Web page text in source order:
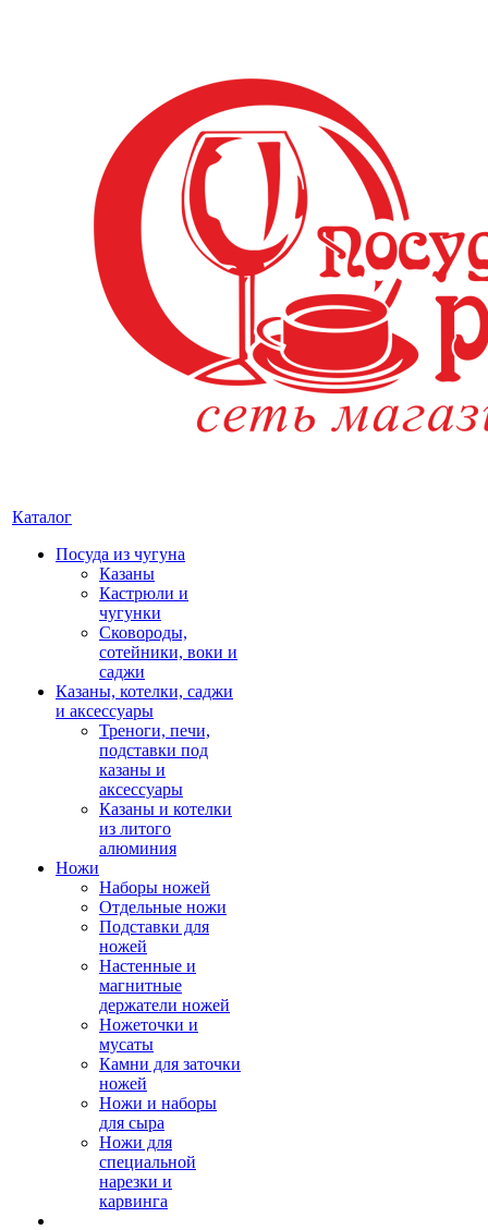
Каталог
Посуда из чугуна
Казаны
Кастрюли и
чугунки
Сковороды,
сотейники, воки и
саджи
Казаны, котелки, саджи
и аксессуары
Треноги, печи,
подставки под
казаны и
аксессуары
Казаны и котелки
из литого
алюминия
Ножи
Наборы ножей
Отдельные ножи
Подставки для
ножей
Настенные и
магнитные
держатели ножей
Ножеточки и
мусаты
Камни для заточки
ножей
Ножи и наборы
для сыра
Ножи для
специальной
нарезки и
карвинга